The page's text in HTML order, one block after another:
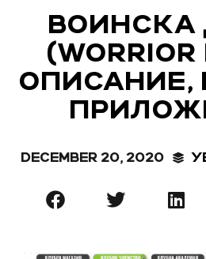
ВОИНСКА
(WORRIOR
ОПИСАНИЕ,
DECEMBER 20, 2020